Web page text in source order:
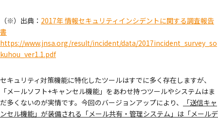
（※）出典： 2017年 情報セキュリティインシデントに関する調査報告
書
https://www.jnsa.org/result/incident/data/2017incident_survey_so
kuhou_ver1.1.pdf
セキュリティ対策機能に特化したツールはすでに多く存在しますが、
「メールソフト+キャンセル機能」をあわせ持つツールやシステムはま
だ多くないのが実情です。今回のバージョンアップにより、
「送信キャ
ンセル機能」が装備される「メール共有・管理システム」は「メールデ